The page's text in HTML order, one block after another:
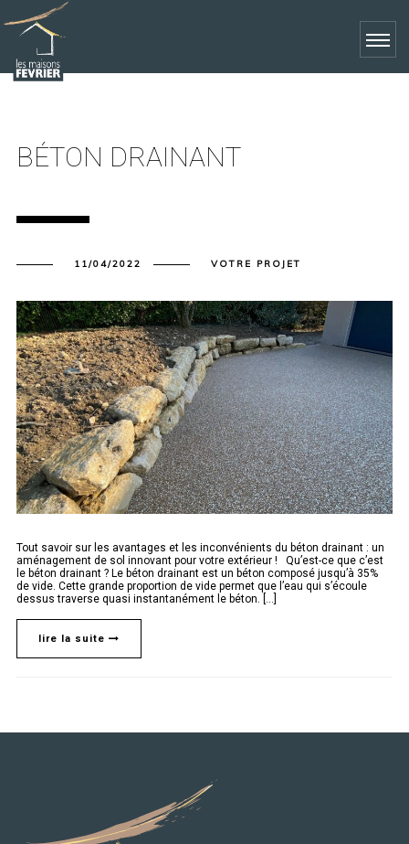
BÉTON DRAINANT
11/04/2022 VOTRE PROJET
Tout savoir sur les avantages et les inconvénients du béton drainant : un
aménagement de sol innovant pour votre extérieur ! Qu’est-ce que c’est
le béton drainant ? Le béton drainant est un béton composé jusqu’à 35%
de vide. Cette grande proportion de vide permet que l’eau qui s’écoule
dessus traverse quasi instantanément le béton. [...]
lire la suite